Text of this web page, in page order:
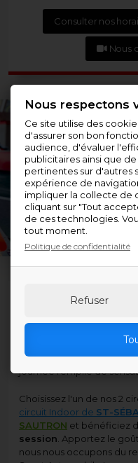
Consulter nos
Nous
FÊTEZ
anniversaire
copains à City Kart, c'est
journée remplie de
Choisissez l'un de nos 2
circuit Indoor de ST-
SAUTRON et bénéficiez
session . Apportez le
nous nous occupons du
Nous respectons
Ce site utilise des
d'assurer son bon
audience, d'évaluer
publicitaires ainsi que
pertinentes sur d'autres
expérience de
impliquer la collecte de
cliquant sur "Tout
de ces technologies.
tout moment.
Politique de confidentialité
Refuser